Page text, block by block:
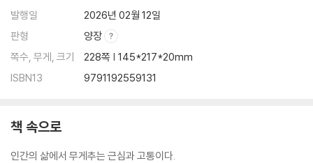
발행일
2026년 02월 12일
판형
양장
쪽수, 무게, 크기
228쪽 | 145*217*20mm
ISBN13
9791192559131
책 속으로
인간의 삶에서 무게추는 근심과 고통이다.